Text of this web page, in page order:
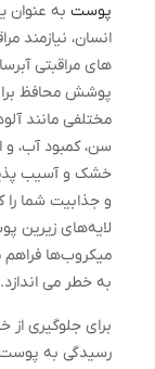
پوست به عنوان
انسان، نیازمند
های مراقبتی
پوشش محافظ
مختلفی مانند
سن، کمبود آب، و
خشک و آسیب
و جذابیت شما
لایه‌های زیرین
میکروب‌ها
به خطر می اندازد.
برای جلوگیری
رسیدگی به پوست